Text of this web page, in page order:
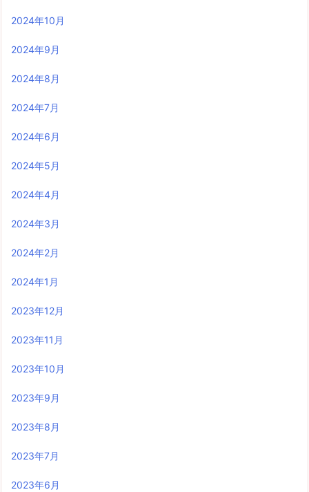
2024年10月
2024年9月
2024年8月
2024年7月
2024年6月
2024年5月
2024年4月
2024年3月
2024年2月
2024年1月
2023年12月
2023年11月
2023年10月
2023年9月
2023年8月
2023年7月
2023年6月